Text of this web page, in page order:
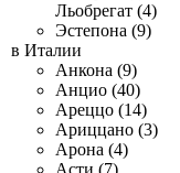
Льобрегат (4)
Эстепона (9)
в Италии
Анкона (9)
Анцио (40)
Ареццо (14)
Ариццано (3)
Арона (4)
Асти (7)